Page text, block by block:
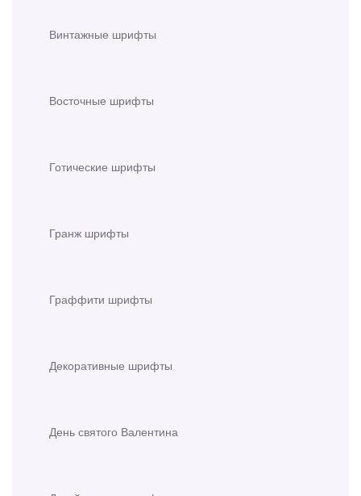
Винтажные шрифты
Восточные шрифты
Готические шрифты
Гранж шрифты
Граффити шрифты
Декоративные шрифты
День святого Валентина